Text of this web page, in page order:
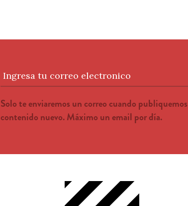
Ingresa tu correo electronico
Solo te enviaremos un correo cuando publiquemos
contenido nuevo. Máximo un email por día.